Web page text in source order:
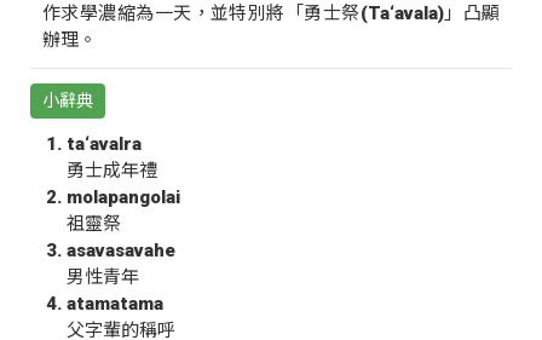
作求學濃縮為一天，並特別將「勇士祭(Ta‘avala)」凸顯
辦理。
小辭典
ta‘avalra
勇士成年禮
molapangolai
祖靈祭
asavasavahe
男性青年
atamatama
父字輩的稱呼